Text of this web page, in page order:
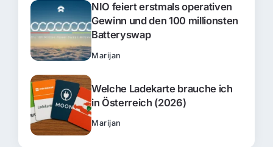
NIO feiert erstmals operativen
Gewinn und den 100 millionsten
Batteryswap
Marijan
Welche Ladekarte brauche ich
in Österreich (2026)
Marijan